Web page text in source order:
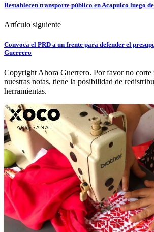
Restablecen transporte público en Acapulco luego
Artículo siguiente
Convoca el PRD a un frente para defender el
Guerrero
Copyright Ahora Guerrero. Por favor no corte
nuestras notas, tiene la posibilidad de
herramientas.